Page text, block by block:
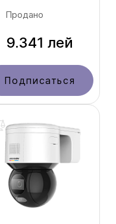
Продано
9.341 лей
Подписаться